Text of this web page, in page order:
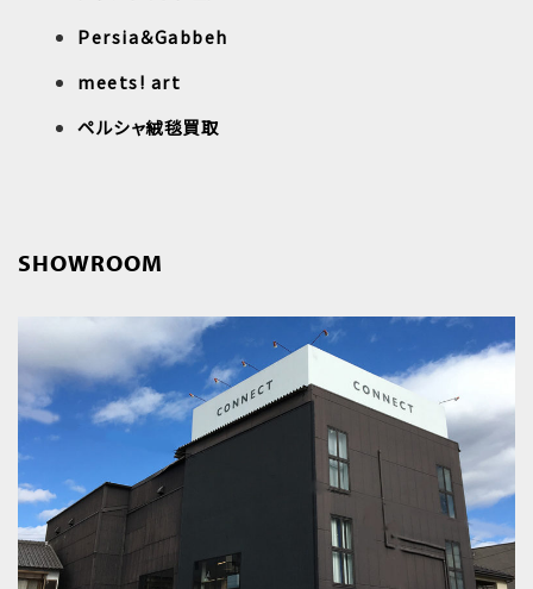
Persia＆Gabbeh
meets! art
ペルシャ絨毯買取
SHOWROOM